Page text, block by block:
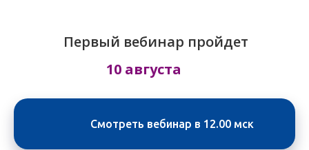
Первый вебинар пройдет
10 августа
Смотреть вебинар в 12.00 мск
Вы устали от побегов и